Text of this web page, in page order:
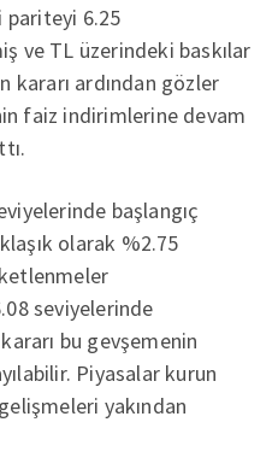
pariteyi 6.25
ve TL üzerindeki baskılar
kararı ardından gözler
faiz indirimlerine devam
başlangıç
olarak %2.75
seviyelerinde
bu gevşemenin
Piyasalar kurun
yakından